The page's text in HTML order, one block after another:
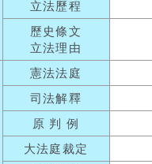
立法歷程
歷史條文
立法理由
憲法法庭
司法解釋
原 判 例
大法庭裁定